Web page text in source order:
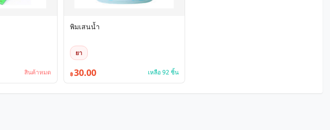
สินค้าหมด
พิมเสนน้ำ
ยา
฿30.00 เหลือ 92 ชิ้น